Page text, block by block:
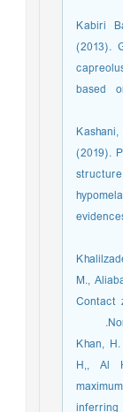
Kabiri
(2013).
based
(2019).
M.,
Khan,
H,, Al